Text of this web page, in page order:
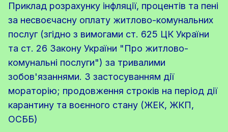
Приклад розрахунку інфляції, процентів та пені
за несвоєчасну оплату житлово-комунальних
послуг (згідно з вимогами ст. 625 ЦК України
та ст. 26 Закону України "Про житлово-
комунальні послуги") за тривалими
зобов'язаннями. З застосуванням дії
мораторію; продовження строків на період дії
карантину та воєнного стану (ЖЕК, ЖКП,
ОСББ)